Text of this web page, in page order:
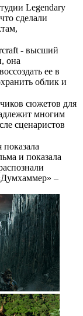
Legendary
сделали
- высший
она
ее в
облик и
сюжетов для
многим
сценаристов
и показала
–